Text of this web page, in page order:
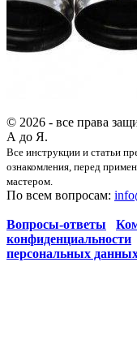
© 2026 - все права
А до Я.
Все инструкции и статьи
ознакомления, перед
мастером.
По всем вопросам:
Вопросы-ответы
конфиденциальности
персональных